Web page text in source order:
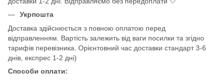
Укрпошта
Доставка здійснюється з повною оплатою перед
відправленням. Вартість залежить від ваги посилки та згідно
тарифів перевізника. Орієнтовний час доставки стандарт 3-6
днів, експрес 1-2 дні)
Способи оплати: